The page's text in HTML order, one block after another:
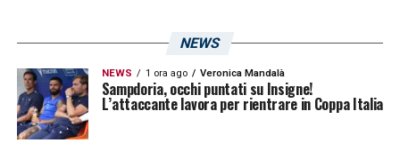
NEWS
NEWS 1 ora ago Veronica Mandalà
Sampdoria, occhi puntati su Insigne!
L’attaccante lavora per rientrare in Coppa Italia